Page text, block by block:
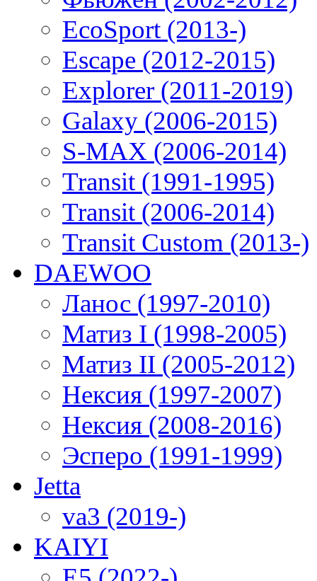
EcoSport (2013-)
Escape (2012-2015)
Explorer (2011-2019)
Galaxy (2006-2015)
S-MAX (2006-2014)
Transit (1991-1995)
Transit (2006-2014)
Transit Custom (2013-)
DAEWOO
Ланос (1997-2010)
Матиз I (1998-2005)
Матиз II (2005-2012)
Нексия (1997-2007)
Нексия (2008-2016)
Эсперо (1991-1999)
Jetta
va3 (2019-)
KAIYI